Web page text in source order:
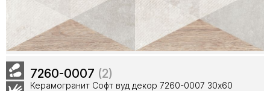
7260-0007 (2)
Керамогранит Софт вуд декор 7260-0007 30x60